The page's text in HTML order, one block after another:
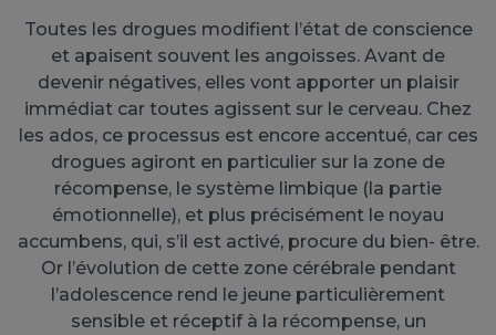
Toutes les drogues modifient l’état de conscience
et apaisent souvent les angoisses. Avant de
devenir négatives, elles vont apporter un plaisir
immédiat car toutes agissent sur le cerveau. Chez
les ados, ce processus est encore accentué, car ces
drogues agiront en particulier sur la zone de
récompense, le système limbique (la partie
émotionnelle), et plus précisément le noyau
accumbens, qui, s’il est activé, procure du bien- être.
Or l’évolution de cette zone cérébrale pendant
l’adolescence rend le jeune particulièrement
sensible et réceptif à la récompense, un